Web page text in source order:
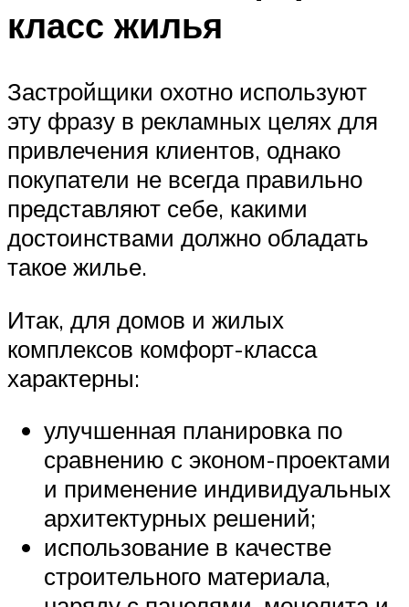
класс жилья
Застройщики охотно используют
эту фразу в рекламных целях для
привлечения клиентов, однако
покупатели не всегда правильно
представляют себе, какими
достоинствами должно обладать
такое жилье.
Итак, для домов и жилых
комплексов комфорт-класса
характерны:
улучшенная планировка по
сравнению с эконом-проектами
и применение индивидуальных
архитектурных решений;
использование в качестве
строительного материала,